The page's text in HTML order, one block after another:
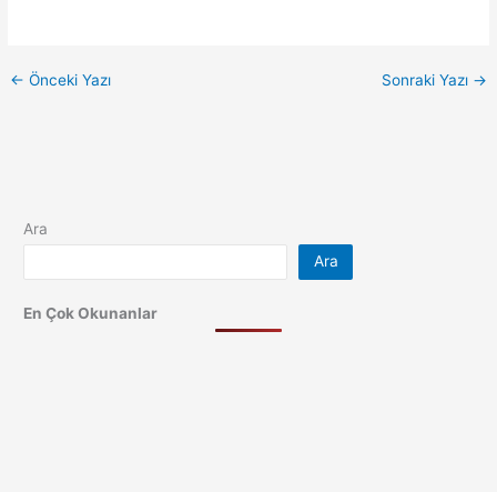
← Önceki Yazı Sonraki Yazı →
Ara
Ara
En Çok Okunanlar